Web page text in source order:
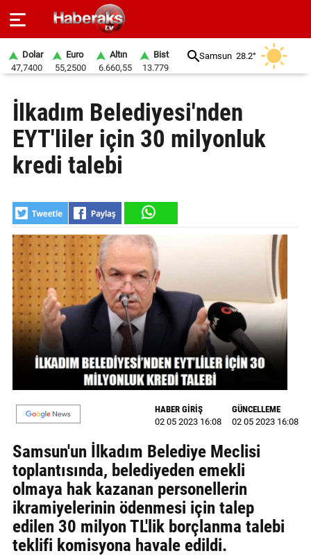
SPOR
YAŞAM
BELEDİYELER
SAĞLIK
SİYASET
EĞİTİM
GALERİ
VİDEO
YAZARLAR
BİZE
Künye
İletişim
Gizlilik
Sözleşmesi
Dolar
47,7400
Euro
55,2500
Altın
6.660,55
Bist
13.779
Samsun 28.2°
İlkadım Belediyesi'nden
EYT'liler için 30 milyonluk
kredi talebi
HABER GİRİŞ
02 05 2023 16:08
GÜNCELLEME
02 05 2023 16:08
Samsun'un İlkadım Belediye Meclisi
toplantısında, belediyeden emekli
olmaya hak kazanan personellerin
ikramiyelerinin ödenmesi için talep
edilen 30 milyon TL'lik borçlanma talebi
teklifi komisyona havale edildi.